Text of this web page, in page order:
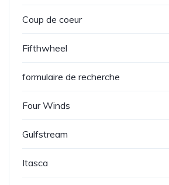
Coup de coeur
Fifthwheel
formulaire de recherche
Four Winds
Gulfstream
Itasca